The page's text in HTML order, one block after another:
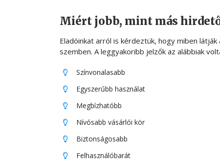
Miért jobb, mint más
Eladóinkat arról is kérdeztük, hogy miben
szemben. A leggyakoribb jelzők az alábbiak
Színvonalasabb
Egyszerűbb használat
Megbízhatóbb
Nívósabb vásárlói kör
Biztonságosabb
Felhasználóbarát